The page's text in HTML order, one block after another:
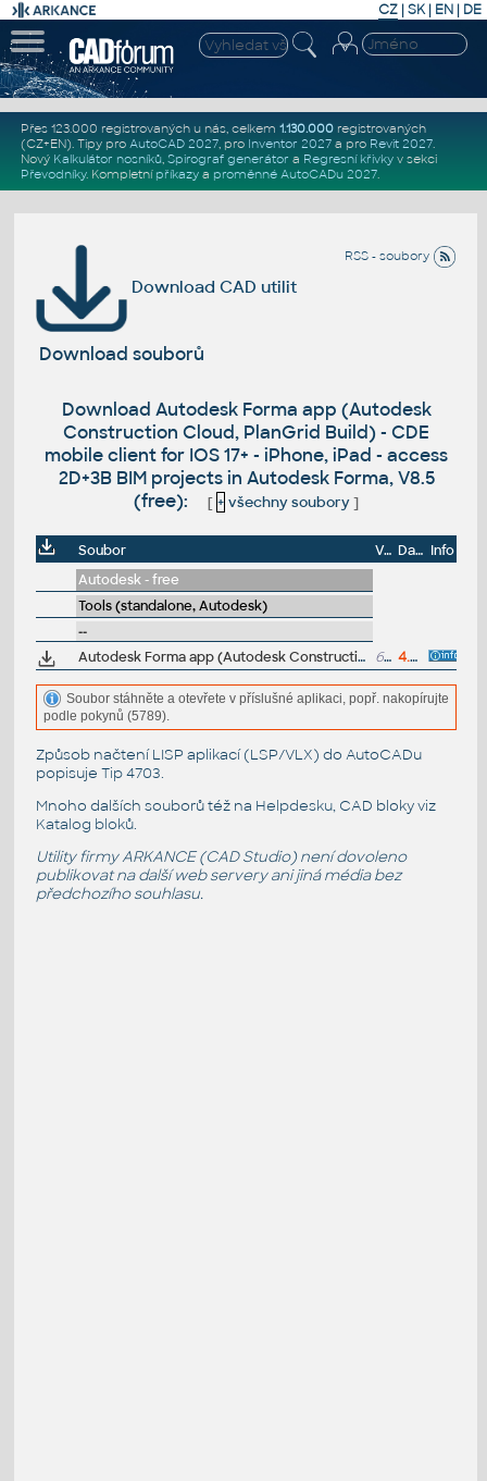
CZ | SK| EN | DE
Přes 123.000 registrovaných u nás, celkem 1.130.000registrovaných
(CZ+EN). Tipy pro AutoCAD 2027, pro Inventor 2027a pro Revit 2027.
Nový Kalkulátor nosníků, Spirograf generátor a Regresní křivkyv sekci
Převodníky. Kompletní příkazya proměnné AutoCADu 2027.
RSS - soubory
Download CAD utilit
Download souborů
Download Autodesk Forma app (Autodesk
Construction Cloud, PlanGrid Build) - CDE
mobile client for IOS 17+ - iPhone, iPad - access
2D+3B BIM projects in Autodesk Forma, V8.5
(free):
[ + všechny soubory]
Soubor Velikost Datum Info
Autodesk - free
Tools (standalone, Autodesk)
--
Autodesk Forma app (Autodesk Construction Cloud, PlanGrid Build) - CDE mobile client for IOS 17+ - iPhone, iPad - access 2D+3B BIM projects in Autodesk Forma, V8.5 (free) 674MB 4.6.2026
Soubor stáhněte a otevřete v příslušné aplikaci, popř. nakopírujte
podle pokynů (5789).
Způsob načtení LISP aplikací (LSP/VLX) do AutoCADu
popisuje Tip 4703.
Mnoho dalších souborů též na Helpdesku, CAD bloky viz
Katalog bloků.
Utility firmy ARKANCE (CAD Studio) není dovoleno
publikovat na další web servery ani jiná média bez
předchozího souhlasu.